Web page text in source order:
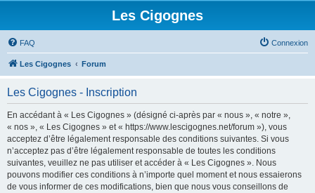
Les Cigognes
FAQ Connexion
Les Cigognes Forum
Les Cigognes - Inscription
En accédant à « Les Cigognes » (désigné ci-après par « nous », « notre »,
« nos », « Les Cigognes » et « https://www.lescigognes.net/forum »), vous
acceptez d’être légalement responsable des conditions suivantes. Si vous
n’acceptez pas d’être légalement responsable de toutes les conditions
suivantes, veuillez ne pas utiliser et accéder à « Les Cigognes ». Nous
pouvons modifier ces conditions à n’importe quel moment et nous essaierons
de vous informer de ces modifications, bien que nous vous conseillons de